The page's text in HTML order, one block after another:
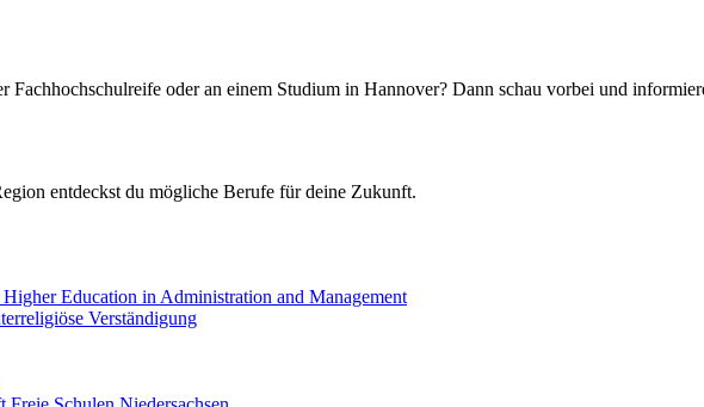
Fachhochschulreife oder an einem Studium in Hannover? Dann schau vorbei und
entdeckst du mögliche Berufe für deine Zukunft.